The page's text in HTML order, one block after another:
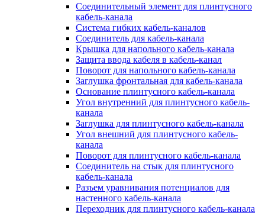
Соединительный элемент для плинтусного
кабель-канала
Система гибких кабель-каналов
Соединитель для кабель-канала
Крышка для напольного кабель-канала
Защита ввода кабеля в кабель-канал
Поворот для напольного кабель-канала
Заглушка фронтальная для кабель-канала
Основание плинтусного кабель-канала
Угол внутренний для плинтусного кабель-
канала
Заглушка для плинтусного кабель-канала
Угол внешний для плинтусного кабель-
канала
Поворот для плинтусного кабель-канала
Соединитель на стык для плинтусного
кабель-канала
Разъем уравнивания потенциалов для
настенного кабель-канала
Переходник для плинтусного кабель-канала